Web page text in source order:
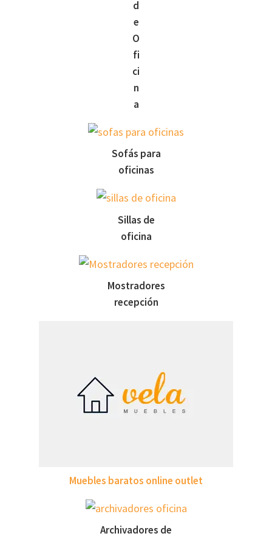
d
e
O
fi
ci
n
a
Sofás para
oficinas
Sillas de
oficina
Mostradores
recepción
Muebles baratos online outlet
Archivadores de